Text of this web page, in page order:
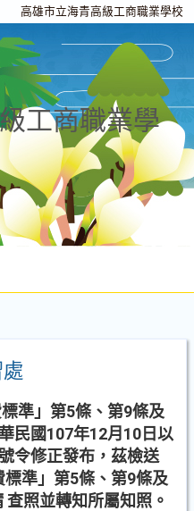
高雄市立海青高級工商職業學校
工商職業學
準」第5條、第9條及
民國107年12月10日以
令修正發布，茲檢送
標準」第5條、第9條及
照並轉知所屬知照。